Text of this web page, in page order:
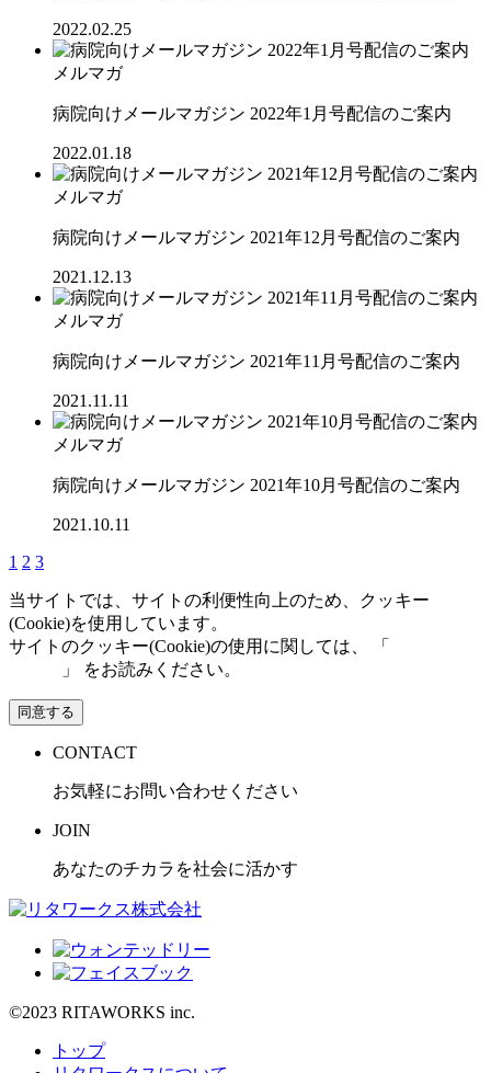
2022.02.25
メルマガ
病院向けメールマガジン 2022年1月号配信のご案内
2022.01.18
メルマガ
病院向けメールマガジン 2021年12月号配信のご案内
2021.12.13
メルマガ
病院向けメールマガジン 2021年11月号配信のご案内
2021.11.11
メルマガ
病院向けメールマガジン 2021年10月号配信のご案内
2021.10.11
1 2 3
当サイトでは、サイトの利便性向上のため、クッキー
(Cookie)を使用しています。
サイトのクッキー(Cookie)の使用に関しては、 「
」 をお読みください。
同意する
CONTACT
お気軽にお問い合わせください
JOIN
あなたのチカラを社会に活かす
©2023 RITAWORKS inc.
トップ